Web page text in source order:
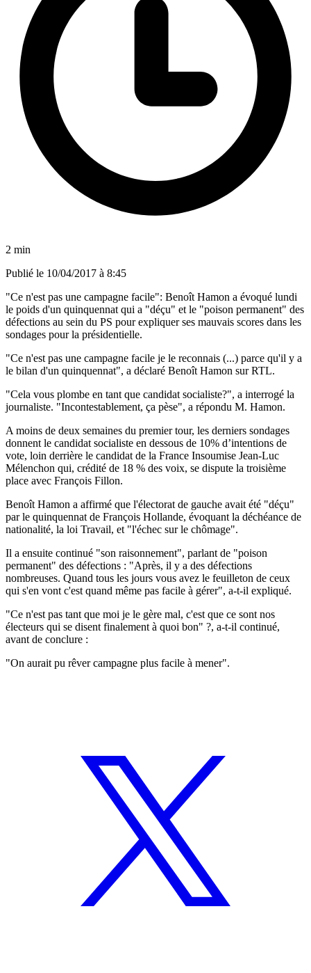
2 min
Publié le 10/04/2017 à 8:45
"Ce n'est pas une campagne facile": Benoît Hamon a évoqué lundi
le poids d'un quinquennat qui a "déçu" et le "poison permanent" des
défections au sein du PS pour expliquer ses mauvais scores dans les
sondages pour la présidentielle.
"Ce n'est pas une campagne facile je le reconnais (...) parce qu'il y a
le bilan d'un quinquennat", a déclaré Benoît Hamon sur RTL.
"Cela vous plombe en tant que candidat socialiste?", a interrogé la
journaliste. "Incontestablement, ça pèse", a répondu M. Hamon.
A moins de deux semaines du premier tour, les derniers sondages
donnent le candidat socialiste en dessous de 10% d’intentions de
vote, loin derrière le candidat de la France Insoumise Jean-Luc
Mélenchon qui, crédité de 18 % des voix, se dispute la troisième
place avec François Fillon.
Benoît Hamon a affirmé que l'électorat de gauche avait été "déçu"
par le quinquennat de François Hollande, évoquant la déchéance de
nationalité, la loi Travail, et "l'échec sur le chômage".
Il a ensuite continué "son raisonnement", parlant de "poison
permanent" des défections : "Après, il y a des défections
nombreuses. Quand tous les jours vous avez le feuilleton de ceux
qui s'en vont c'est quand même pas facile à gérer", a-t-il expliqué.
"Ce n'est pas tant que moi je le gère mal, c'est que ce sont nos
électeurs qui se disent finalement à quoi bon" ?, a-t-il continué,
avant de conclure :
"On aurait pu rêver campagne plus facile à mener".